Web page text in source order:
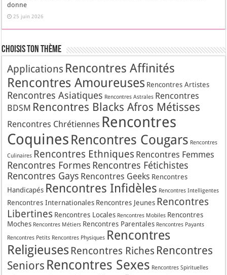
donne
25 juin 2026
Choisis Ton Thème
Applications Rencontres Affinités
Rencontres Amoureuses Rencontres Artistes
Rencontres Asiatiques Rencontres Astrales Rencontres
BDSM Rencontres Blacks Afros Métisses
Rencontres Chrétiennes Rencontres
Coquines Rencontres Cougars Rencontres
Culinaires Rencontres Ethniques Rencontres Femmes
Rencontres Formes Rencontres Fétichistes
Rencontres Gays Rencontres Geeks Rencontres
Handicapés Rencontres Infidèles Rencontres Intelligentes
Rencontres Internationales Rencontres Jeunes Rencontres
Libertines Rencontres Locales Rencontres Mobiles Rencontres
Moches Rencontres Métiers Rencontres Parentales Rencontres Payants
Rencontres Petits Rencontres Physiques Rencontres
Religieuses Rencontres Riches Rencontres
Seniors Rencontres Sexes Rencontres Spirituelles